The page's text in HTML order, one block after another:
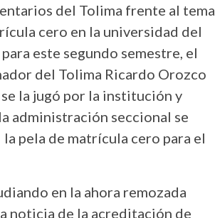
del Tolima frente al tema
cero en la universidad del
este segundo semestre, el
del Tolima Ricardo Orozco
la jugó por la institución y
administración seccional se
pela de matrícula cero para el
en la ahora remozada
noticia de la acreditación de